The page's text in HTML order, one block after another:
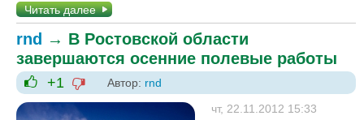
Читать далее
rnd → В Ростовской области
завершаются осенние полевые работы
+1
+1
-1
Автор: rnd
чт, 22.11.2012 15:33